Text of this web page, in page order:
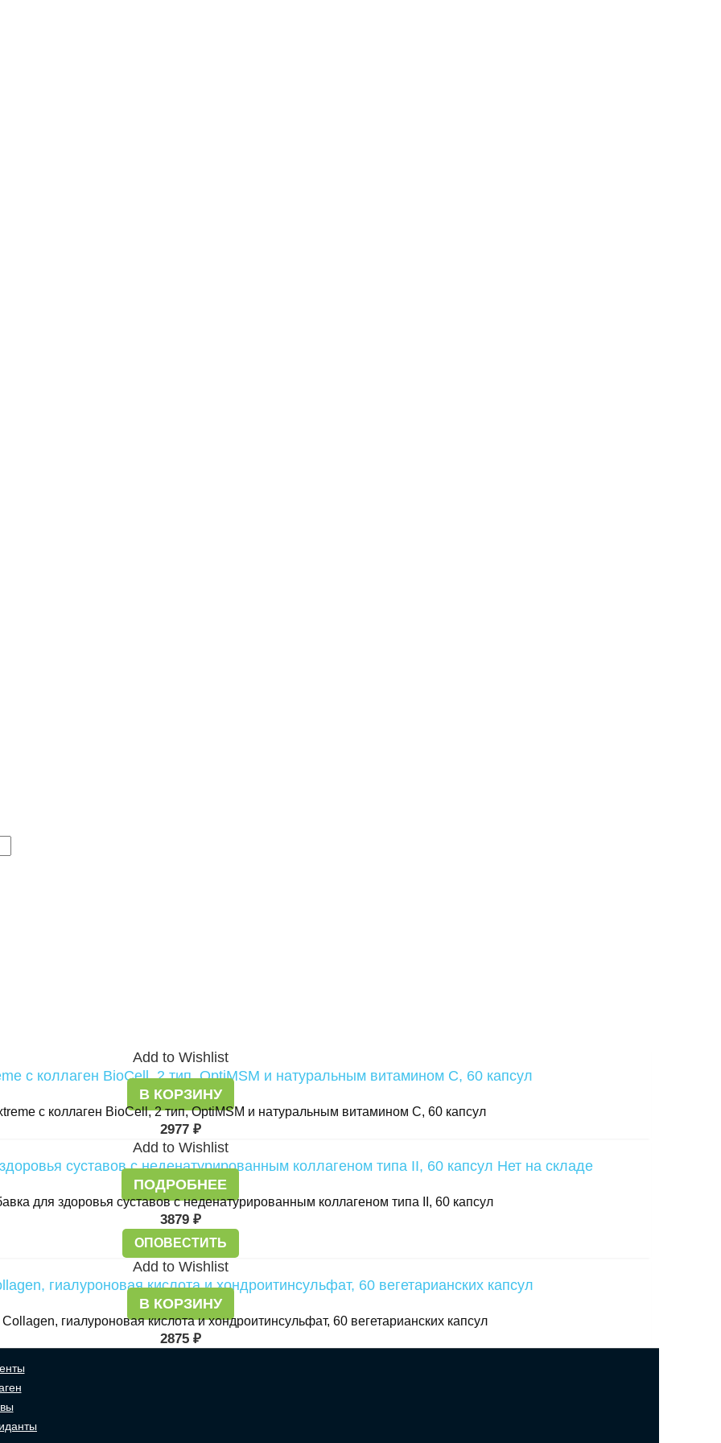
Add to Wishlist
В КОРЗИНУ
с коллаген BioCell, 2 тип, OptiMSM и натуральным витамином C, 60 капсул
2977 ₽
Add to Wishlist
Нет на складе
ПОДРОБНЕЕ
для здоровья суставов с неденатурированным коллагеном типа II, 60 капсул
3879 ₽
ОПОВЕСТИТЬ
Add to Wishlist
В КОРЗИНУ
гиалуроновая кислота и хондроитинсульфат, 60 вегетарианских капсул
2875 ₽